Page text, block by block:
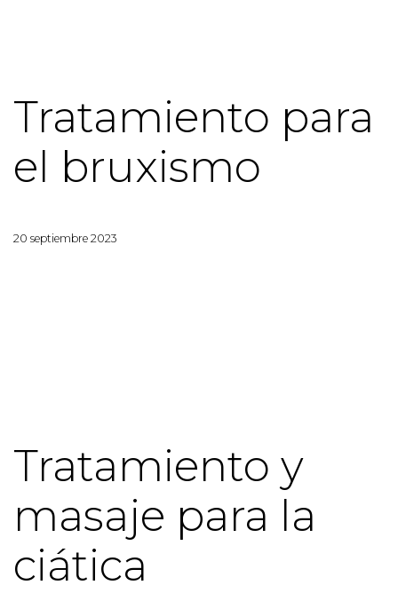
Tratamiento para
el bruxismo
20 septiembre 2023
Tratamiento y
masaje para la
ciática